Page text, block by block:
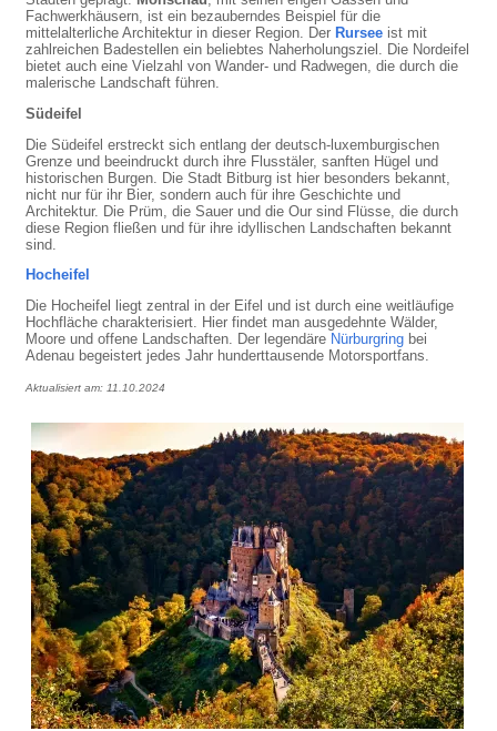
Fachwerkhäusern, ist ein bezauberndes Beispiel für die
mittelalterliche Architektur in dieser Region. Der Rursee ist mit
zahlreichen Badestellen ein beliebtes Naherholungsziel. Die Nordeifel
bietet auch eine Vielzahl von Wander- und Radwegen, die durch die
malerische Landschaft führen.
Südeifel
Die Südeifel erstreckt sich entlang der deutsch-luxemburgischen
Grenze und beeindruckt durch ihre Flusstäler, sanften Hügel und
historischen Burgen. Die Stadt Bitburg ist hier besonders bekannt,
nicht nur für ihr Bier, sondern auch für ihre Geschichte und
Architektur. Die Prüm, die Sauer und die Our sind Flüsse, die durch
diese Region fließen und für ihre idyllischen Landschaften bekannt
sind.
Hocheifel
Die Hocheifel liegt zentral in der Eifel und ist durch eine weitläufige
Hochfläche charakterisiert. Hier findet man ausgedehnte Wälder,
Moore und offene Landschaften. Der legendäre Nürburgring bei
Adenau begeistert jedes Jahr hunderttausende Motorsportfans.
Aktualisiert am: 11.10.2024